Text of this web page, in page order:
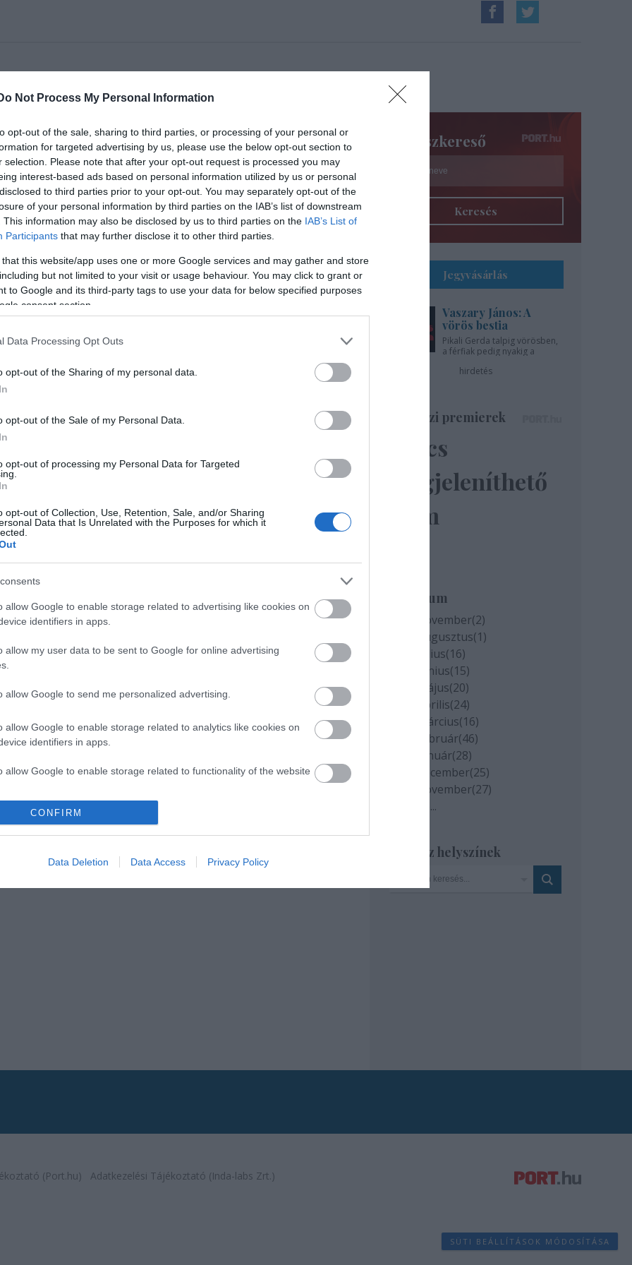
Not Process My Personal Information
opt-out of the sale, sharing to third parties, or processing of your personal or
for targeted advertising by us, please use the below opt-out section to
selection. Please note that after your opt-out request is processed you may
interest-based ads based on personal information utilized by us or personal
to third parties prior to your opt-out. You may separately opt-out of the
of your personal information by third parties on the IAB’s list of downstream
This information may also be disclosed by us to third parties on the IAB’s List of
Participants that may further disclose it to other third parties.
that this website/app uses one or more Google services and may gather and store
but not limited to your visit or usage behaviour. You may click to grant or
to Google and its third-party tags to use your data for below specified purposes
consent section.
Data Processing Opt Outs
opt-out of the Sharing of my personal data.
opt-out of the Sale of my Personal Data.
opt-out of processing my Personal Data for Targeted
opt-out of Collection, Use, Retention, Sale, and/or Sharing
Data that Is Unrelated with the Purposes for which it
allow Google to enable storage related to advertising like cookies on
identifiers in apps.
allow my user data to be sent to Google for online advertising
allow Google to send me personalized advertising.
allow Google to enable storage related to analytics like cookies on
identifiers in apps.
allow Google to enable storage related to functionality of the website
allow Google to enable storage related to personalization.
functionality and fraud prevention, and other user protection.
CONFIRM
Data Deletion Data Access Privacy Policy
n.
az Infinite
Vígszínház
forduljon a blog szerkesztőjéhez. Részletek aFelhasználási feltételekbenés az
Színészkereső
Keresés
Jegyvásárlás
Vaszary János: A
vörös bestia
Pikali Gerda talpig vörösben,
a férfiak pedig nyakig a
hirdetés
Színházi premierek
Nincs
megjeleníthető
elem
Archívum
2020 november(2)
2020 augusztus(1)
2020 július(16)
2020 június(15)
2020 május(20)
2020 április(24)
2020 március(16)
2020 február(46)
2020 január(28)
2019 december(25)
2019 november(27)
...
Szinház helyszínek
(Port.hu) Adatkezelési Tájékoztató (Inda-labs Zrt.)
SÜTI BEÁLLÍTÁSOK MÓDOSÍTÁSA